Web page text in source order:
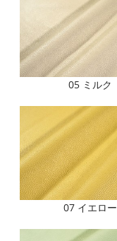
05 ミルク
07 イエロー